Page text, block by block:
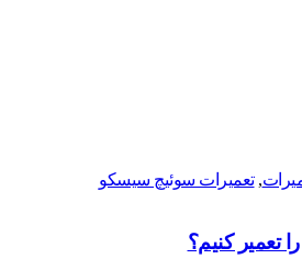
,تعمیرات سوئیچ سیسکو
تعمیر کنیم؟